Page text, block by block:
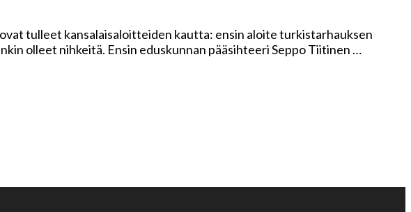
tulleet kansalaisaloitteiden kautta: ensin aloite turkistarhauksen
olleet nihkeitä. Ensin eduskunnan pääsihteeri Seppo Tiitinen …